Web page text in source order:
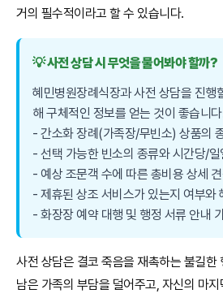
거의 필수적이라고 할 수 있습니다.
💡 사전 상담 시 무엇을 물어봐야 할까?
혜민병원장례식장과 사전 상담을 진행
해 구체적인 정보를 얻는 것이 좋습니
- 간소화 장례(가족장/무빈소) 상품의
- 선택 가능한 빈소의 종류와 시간당/
- 예상 조문객 수에 따른 총비용 상세
- 제휴된 상조 서비스가 있는지 여부와
- 화장장 예약 대행 및 행정 서류 안내
사전 상담은 결코 죽음을 재촉하는 불길한
남은 가족의 부담을 덜어주고, 자신의 마